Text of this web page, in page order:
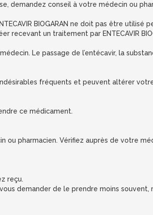
demandez conseil à votre médecin ou
BIOGARAN ne doit pas être utilisé
recevant un traitement par ENTECAVIR
Le passage de l’entécavir, la
fréquents et peuvent altérer
ce médicament.
pharmacien. Vérifiez auprès de votre
reçu.
demander de le prendre moins souvent,